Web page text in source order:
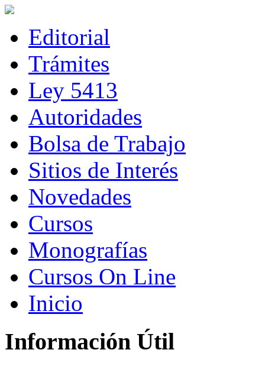
Editorial
Trámites
Ley 5413
Autoridades
Bolsa de Trabajo
Sitios de Interés
Novedades
Cursos
Monografías
Cursos On Line
Inicio
Información Útil